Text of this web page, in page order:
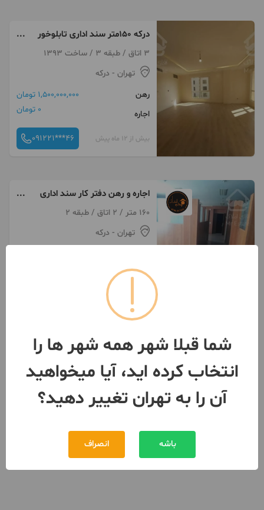
درکه ۱۵۰متر سند اداری تابلوخور
همه مشاغل
3 اتاق / طبقه 3 / ساخت 1393
تهران - درکه
رهن
1,500,000,000 تومان
اجاره
0 تومان
بیش از 12 ماه پیش 091221***46
اجاره و رهن دفتر کار سند اداری
درکه 160 متر اکازيون160 متر / 2 اتاق / طبقه 2
تهران - درکه
اجاره
شما قبلا شهر همه شهر ها را
انتخاب کرده اید، آیا میخواهید
آن را به تهران تغییر دهید؟
باشه انصراف